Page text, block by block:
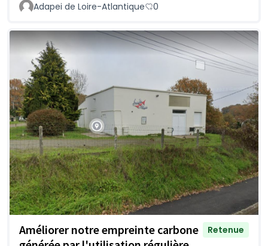
Adapei de Loire-Atlantique 0
Améliorer notre empreinte carbone
Retenue